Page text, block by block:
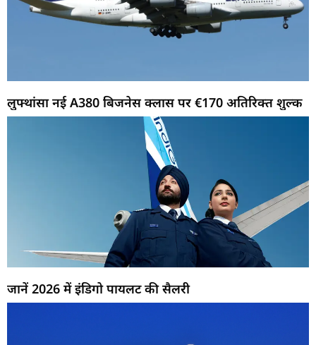
लुफ्थांसा नई A380 बिजनेस क्लास पर €170 अतिरिक्त शुल्क
जानें 2026 में इंडिगो पायलट की सैलरी